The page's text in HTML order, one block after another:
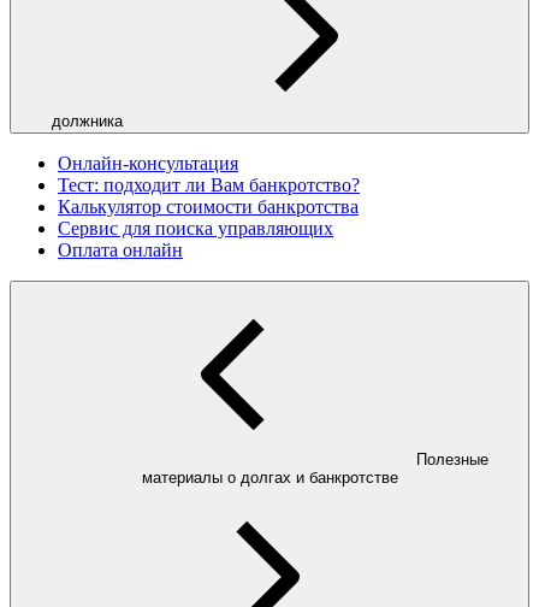
должника
Онлайн-консультация
Тест: подходит ли Вам банкротство?
Калькулятор стоимости банкротства
Сервис для поиска управляющих
Оплата онлайн
Полезные
материалы о долгах и банкротстве